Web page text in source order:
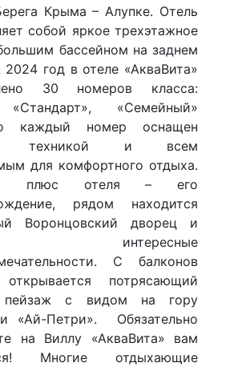
Крыма – Алупке. Отель
собой яркое трехэтажное
бассейном на заднем
год в отеле «АкваВита»
30 номеров класса:
«Семейный»
каждый номер оснащен
техникой и всем
для комфортного отдыха.
плюс отеля – его
рядом находится
Воронцовский дворец и
интересные
С балконов
потрясающий
пейзаж с видом на гору
«Ай-Петри». Обязательно
на Виллу «АкваВита» вам
Многие отдыхающие